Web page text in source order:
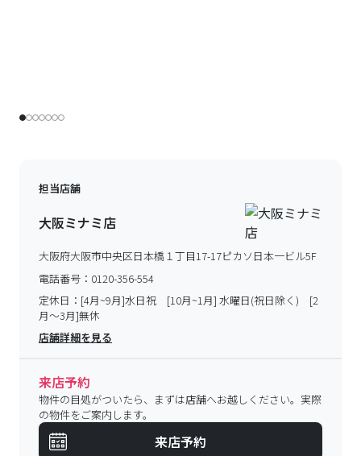
担当店舗
大阪ミナミ店
大阪府大阪市中央区日本橋１丁目17-17ピカソ日本一ビル5F
電話番号： 0120-356-554
定休日： [4月~9月]水日祝 [10月~1月] 水曜日(祝日除く) [2
月～3月]無休
店舗詳細を見る
来店予約
物件の目処がついたら、まずは店舗へお越しください。実際
の物件をご案内します。
来店予約